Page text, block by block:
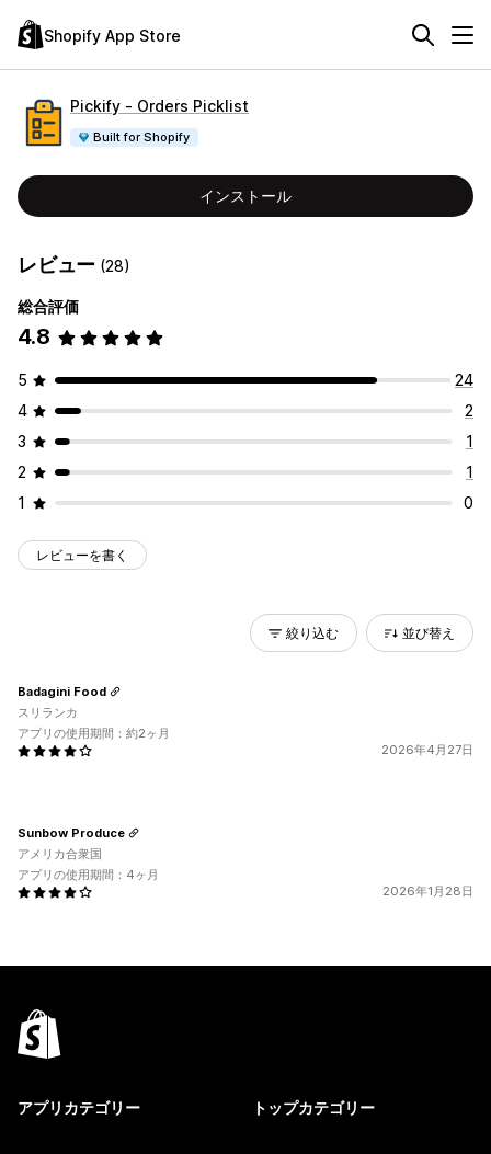
Shopify App Store
Pickify ‑ Orders Picklist
Built for Shopify
インストール
レビュー (28)
総合評価
4.8
5
24
4
2
3
1
2
1
1
0
レビューを書く
絞り込む 並び替え
2026年4月27日
Badagini Food
スリランカ
アプリの使用期間：約2ヶ月
2026年1月28日
Sunbow Produce
アメリカ合衆国
アプリの使用期間：4ヶ月
アプリカテゴリー トップカテゴリー